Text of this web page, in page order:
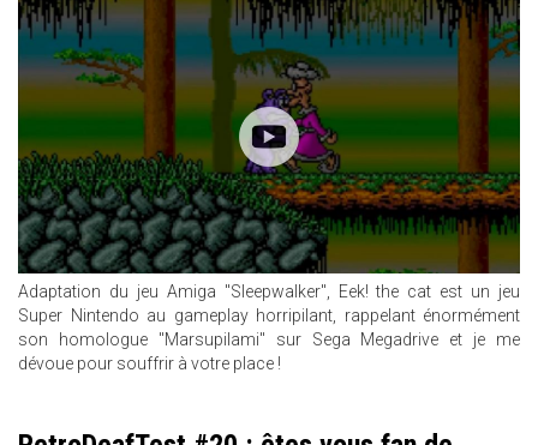
Adaptation du jeu Amiga "Sleepwalker", Eek! the cat est un jeu
Super Nintendo au gameplay horripilant, rappelant énormément
son homologue "Marsupilami" sur Sega Megadrive et je me
dévoue pour souffrir à votre place !